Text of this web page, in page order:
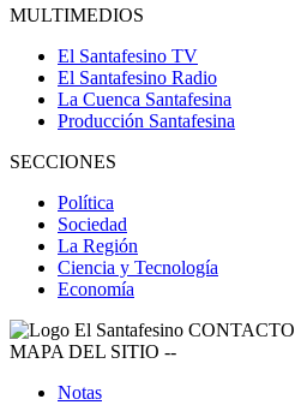
MULTIMEDIOS
El Santafesino TV
El Santafesino Radio
La Cuenca Santafesina
Producción Santafesina
SECCIONES
Política
Sociedad
La Región
Ciencia y Tecnología
Economía
CONTACTO
MAPA DEL SITIO --
Notas